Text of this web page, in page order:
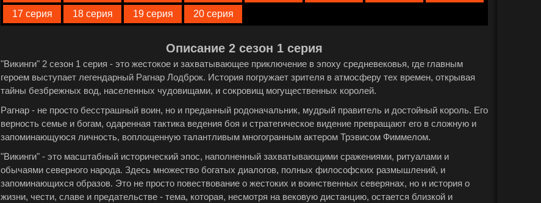
17 серия
18 серия 19 серия 20 серия
Описание 2 сезон 1 серия
"Викинги" 2 сезон 1 серия - это жестокое и захватывающее приключение в эпоху средневековья, где главным
героем выступает легендарный Рагнар Лодброк. История погружает зрителя в атмосферу тех времен, открывая
тайны безбрежных вод, населенных чудовищами, и сокровищ могущественных королей.
Рагнар - не просто бесстрашный воин, но и преданный родоначальник, мудрый правитель и достойный король. Его
верность семье и богам, одаренная тактика ведения боя и стратегическое видение превращают его в сложную и
запоминающуюся личность, воплощенную талантливым многогранным актером Трэвисом Фиммелом.
"Викинги" - это масштабный исторический эпос, наполненный захватывающими сражениями, ритуалами и
обычаями северного народа. Здесь множество богатых диалогов, полных философских размышлений, и
запоминающихся образов. Это не просто повествование о жестоких и воинственных северянах, но и история о
жизни, чести, славе и предательстве - тема, которая, несмотря на вековую дистанцию, остается близкой и